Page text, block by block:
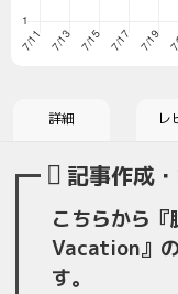
詳細 レ
記事作成
こちらから
Vacation』
す。